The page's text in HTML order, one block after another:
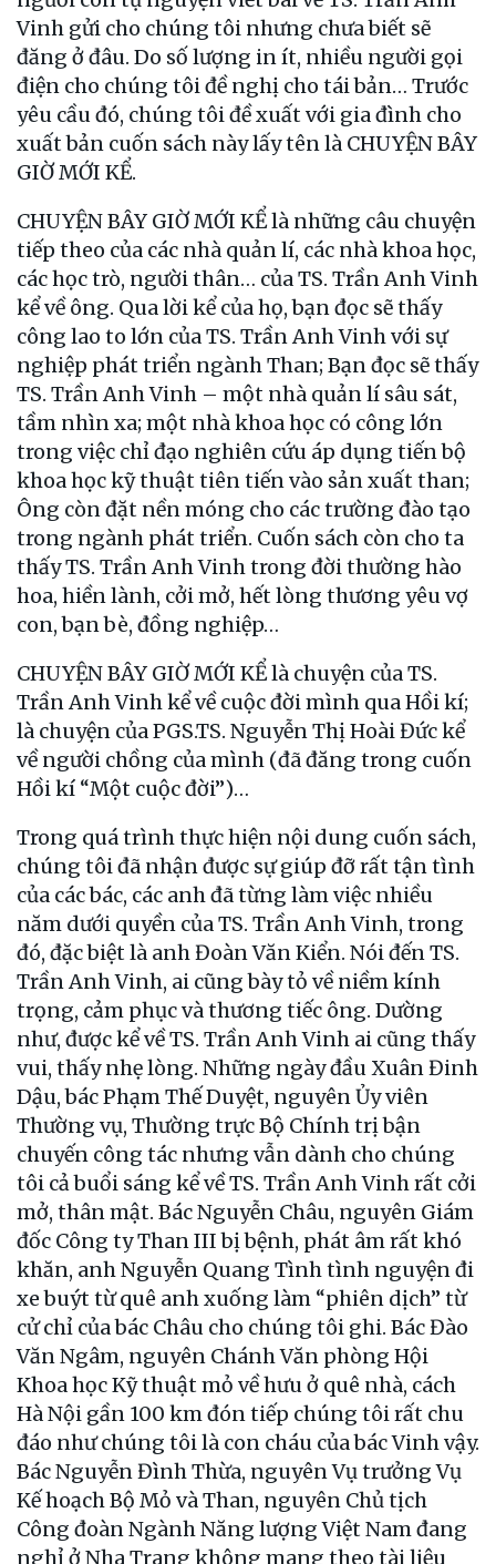
Vinh gửi cho chúng tôi nhưng chưa biết sẽ
đăng ở đâu. Do số lượng in ít, nhiều người gọi
điện cho chúng tôi đề nghị cho tái bản… Trước
yêu cầu đó, chúng tôi đề xuất với gia đình cho
xuất bản cuốn sách này lấy tên là CHUYỆN BÂY
GIỜ MỚI KỂ.
CHUYỆN BÂY GIỜ MỚI KỂ là những câu chuyện
tiếp theo của các nhà quản lí, các nhà khoa học,
các học trò, người thân… của TS. Trần Anh Vinh
kể về ông. Qua lời kể của họ, bạn đọc sẽ thấy
công lao to lớn của TS. Trần Anh Vinh với sự
nghiệp phát triển ngành Than; Bạn đọc sẽ thấy
TS. Trần Anh Vinh – một nhà quản lí sâu sát,
tầm nhìn xa; một nhà khoa học có công lớn
trong việc chỉ đạo nghiên cứu áp dụng tiến bộ
khoa học kỹ thuật tiên tiến vào sản xuất than;
Ông còn đặt nền móng cho các trường đào tạo
trong ngành phát triển. Cuốn sách còn cho ta
thấy TS. Trần Anh Vinh trong đời thường hào
hoa, hiền lành, cởi mở, hết lòng thương yêu vợ
con, bạn bè, đồng nghiệp…
CHUYỆN BÂY GIỜ MỚI KỂ là chuyện của TS.
Trần Anh Vinh kể về cuộc đời mình qua Hồi kí;
là chuyện của PGS.TS. Nguyễn Thị Hoài Đức kể
về người chồng của mình (đã đăng trong cuốn
Hồi kí “Một cuộc đời”)…
Trong quá trình thực hiện nội dung cuốn sách,
chúng tôi đã nhận được sự giúp đỡ rất tận tình
của các bác, các anh đã từng làm việc nhiều
năm dưới quyền của TS. Trần Anh Vinh, trong
đó, đặc biệt là anh Đoàn Văn Kiển. Nói đến TS.
Trần Anh Vinh, ai cũng bày tỏ về niềm kính
trọng, cảm phục và thương tiếc ông. Dường
như, được kể về TS. Trần Anh Vinh ai cũng thấy
vui, thấy nhẹ lòng. Những ngày đầu Xuân Đinh
Dậu, bác Phạm Thế Duyệt, nguyên Ủy viên
Thường vụ, Thường trực Bộ Chính trị bận
chuyến công tác nhưng vẫn dành cho chúng
tôi cả buổi sáng kể về TS. Trần Anh Vinh rất cởi
mở, thân mật. Bác Nguyễn Châu, nguyên Giám
đốc Công ty Than III bị bệnh, phát âm rất khó
khăn, anh Nguyễn Quang Tình tình nguyện đi
xe buýt từ quê anh xuống làm “phiên dịch” từ
cử chỉ của bác Châu cho chúng tôi ghi. Bác Đào
Văn Ngâm, nguyên Chánh Văn phòng Hội
Khoa học Kỹ thuật mỏ về hưu ở quê nhà, cách
Hà Nội gần 100 km đón tiếp chúng tôi rất chu
đáo như chúng tôi là con cháu của bác Vinh vậy.
Bác Nguyễn Đình Thừa, nguyên Vụ trưởng Vụ
Kế hoạch Bộ Mỏ và Than, nguyên Chủ tịch
Công đoàn Ngành Năng lượng Việt Nam đang
nghỉ ở Nha Trang không mang theo tài liệu